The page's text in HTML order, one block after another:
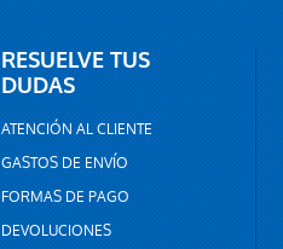
RESUELVE TUS
DUDAS
ATENCIÓN AL CLIENTE
GASTOS DE ENVÍO
FORMAS DE PAGO
DEVOLUCIONES